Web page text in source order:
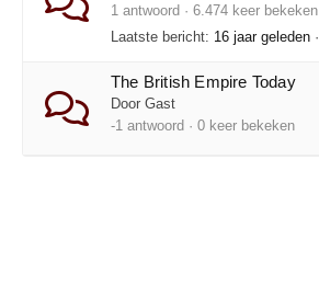
1 antwoord · 6.474 keer bekeken
Laatste bericht: 16 jaar geleden ·
The British Empire Today
Door Gast
-1 antwoord · 0 keer bekeken